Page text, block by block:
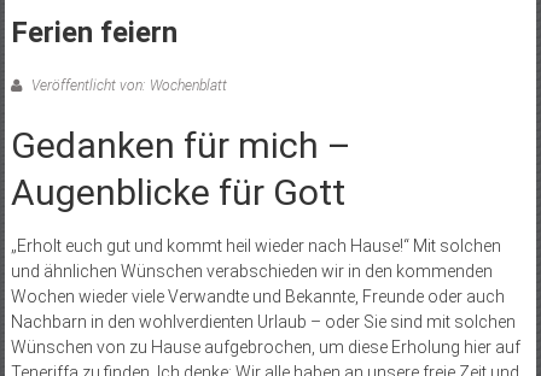
Ferien feiern
Veröffentlicht von: Wochenblatt
Gedanken für mich –
Augenblicke für Gott
„Erholt euch gut und kommt heil wieder nach Hause!“ Mit solchen
und ähnlichen Wünschen verabschieden wir in den kommenden
Wochen wieder viele Verwandte und Bekannte, Freunde oder auch
Nachbarn in den wohlverdienten Urlaub – oder Sie sind mit solchen
Wünschen von zu Hause aufgebrochen, um diese Erholung hier auf